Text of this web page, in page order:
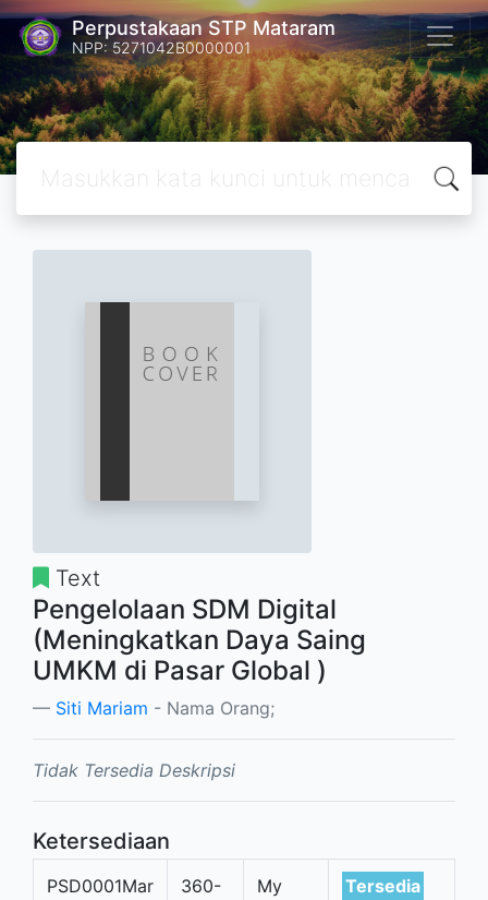
Perpustakaan STP Mataram
NPP: 5271042B0000001
Text
Pengelolaan SDM Digital
(Meningkatkan Daya Saing
UMKM di Pasar Global )
Siti Mariam - Nama Orang;
Tidak Tersedia Deskripsi
Ketersediaan
PSD0001Mar
360-
My
Tersedia